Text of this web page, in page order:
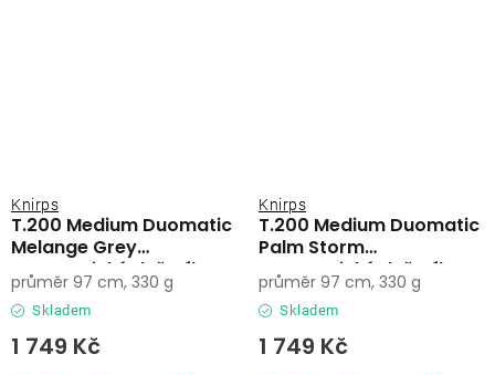
T.200 Medium Duomatic
Melange Grey
automatický deštník
Knirps
Skladem
1 749 Kč
průměr 97 cm, 330 g
T.200 Medium Duomatic
Palm Storm
automatický deštník
Knirps
Skladem
1 749 Kč
průměr 97 cm, 330 g